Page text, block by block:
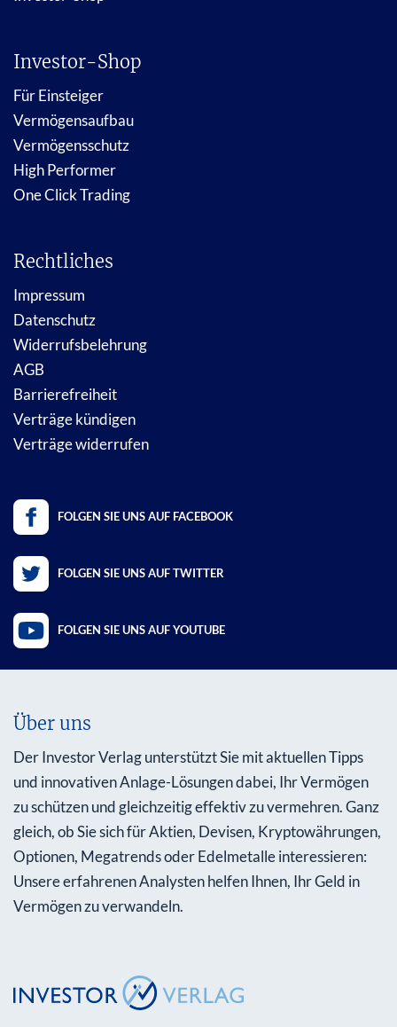
Investor-Shop
Für Einsteiger
Vermögensaufbau
Vermögensschutz
High Performer
One Click Trading
Rechtliches
Impressum
Datenschutz
Widerrufsbelehrung
AGB
Barrierefreiheit
Verträge kündigen
Verträge widerrufen
FOLGEN SIE UNS AUF FACEBOOK
FOLGEN SIE UNS AUF TWITTER
FOLGEN SIE UNS AUF YOUTUBE
Über uns
Der Investor Verlag unterstützt Sie mit aktuellen Tipps
und innovativen Anlage-Lösungen dabei, Ihr Vermögen
zu schützen und gleichzeitig effektiv zu vermehren. Ganz
gleich, ob Sie sich für Aktien, Devisen, Kryptowährungen,
Optionen, Megatrends oder Edelmetalle interessieren:
Unsere erfahrenen Analysten helfen Ihnen, Ihr Geld in
Vermögen zu verwandeln.